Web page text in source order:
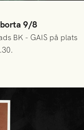
9/8
BK - GAIS på plats